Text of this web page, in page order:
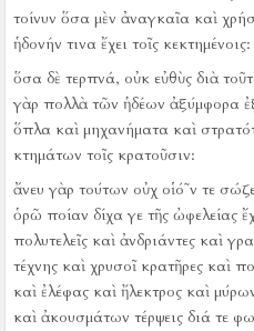
τοίνυν ὅσα μὲν ἀναγκαῖα καὶ
ἡδονήν τινα ἔχει τοῖς κεκτημένοις:
ὅσα δὲ τερπνά, οὐκ εὐθὺς διὰ
γὰρ πολλὰ τῶν ἡδέων ἀξύμφορα
ὅπλα καὶ μηχανήματα καὶ
κτημάτων τοῖς κρατοῦσιν:
ἄνευ γὰρ τούτων οὐχ οἱό῀ν τε
ὁρῶ ποίαν δίχα γε τῆς ὠφελείας
πολυτελεῖς καὶ ἀνδριάντες καὶ
τέχνης καὶ χρυσοῖ κρατῆρες καὶ
καὶ ἐλέφας καὶ ἤλεκτρος καὶ
καὶ ἀκουσμάτων τέρψεις διά τε